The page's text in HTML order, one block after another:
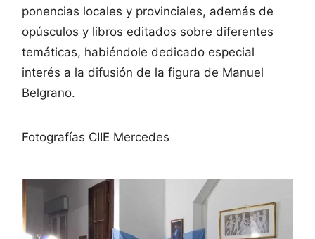
ponencias locales y provinciales, además de
opúsculos y libros editados sobre diferentes
temáticas, habiéndole dedicado especial
interés a la difusión de la figura de Manuel
Belgrano.
Fotografías CIIE Mercedes